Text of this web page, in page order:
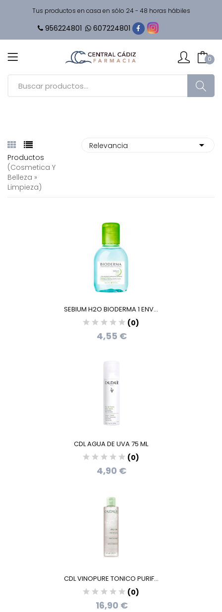
Tus productos en casa en sólo 24 - 48 horas hábiles
956224801 607224801
0
Productos
(cosmetica Y
Belleza »
Limpieza)
SEBIUM H2O BIODERMA 1 ENV...
(0)
4,55 €
CDL AGUA DE UVA 75 ML
(0)
4,90 €
CDL VINOPURE TONICO PURIF...
(0)
16,90 €